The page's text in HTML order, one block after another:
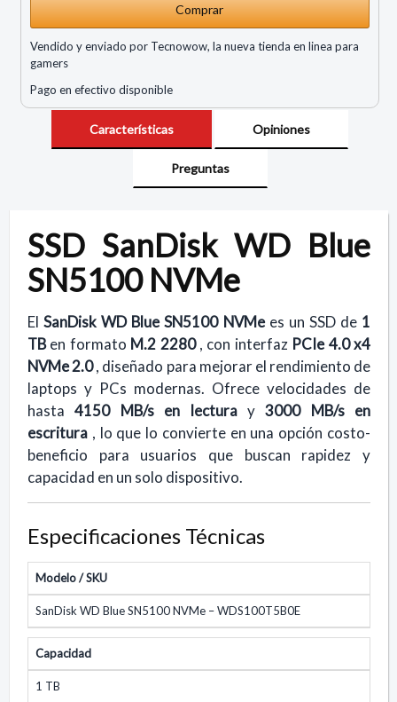
Comprar
Vendido y enviado por Tecnowow, la nueva tienda en linea para
gamers
Pago en efectivo disponible
Características Opiniones
Preguntas
SSD SanDisk WD Blue
SN5100 NVMe
ElSanDisk WD Blue SN5100 NVMe es un SSD de 1
TBen formato M.2 2280, con interfaz PCIe 4.0 x4
NVMe 2.0, diseñado para mejorar el rendimiento de
laptops y PCs modernas. Ofrece velocidades de
hasta4150 MB/s en lectura y3000 MB/s en
escritura , lo que lo convierte en una opción costo-
beneficio para usuarios que buscan rapidez y
capacidad en un solo dispositivo.
Especificaciones Técnicas
Modelo / SKU
SanDisk WD Blue SN5100 NVMe – WDS100T5B0E
Capacidad
1 TB